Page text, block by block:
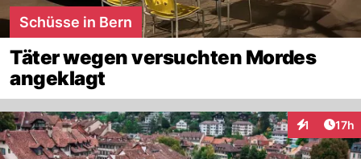
Schüsse in Bern
Täter wegen versuchten Mordes
angeklagt
1 17h